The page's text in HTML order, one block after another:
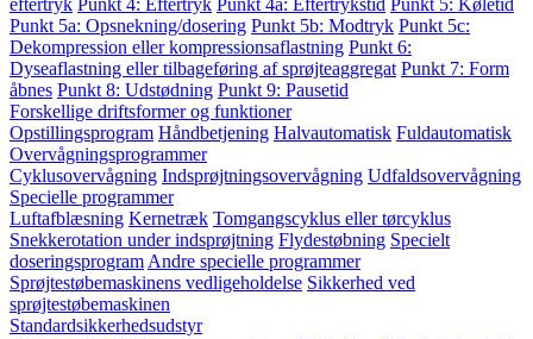
eftertryk Punkt 4: Eftertryk Punkt 4a: Eftertrykstid Punkt 5: Køletid
Punkt 5a: Opsnekning/dosering Punkt 5b: Modtryk Punkt 5c:
Dekompression eller kompressionsaflastning Punkt 6:
Dyseaflastning eller tilbageføring af sprøjteaggregat Punkt 7: Form
åbnes Punkt 8: Udstødning Punkt 9: Pausetid
Forskellige driftsformer og funktioner
Opstillingsprogram Håndbetjening Halvautomatisk Fuldautomatisk
Overvågningsprogrammer
Cyklusovervågning Indsprøjtningsovervågning Udfaldsovervågning
Specielle programmer
Luftafblæsning Kernetræk Tomgangscyklus eller tørcyklus
Snekkerotation under indsprøjtning Flydestøbning Specielt
doseringsprogram Andre specielle programmer
Sprøjtestøbemaskinens vedligeholdelse Sikkerhed ved
sprøjtestøbemaskinen
Standardsikkerhedsudstyr